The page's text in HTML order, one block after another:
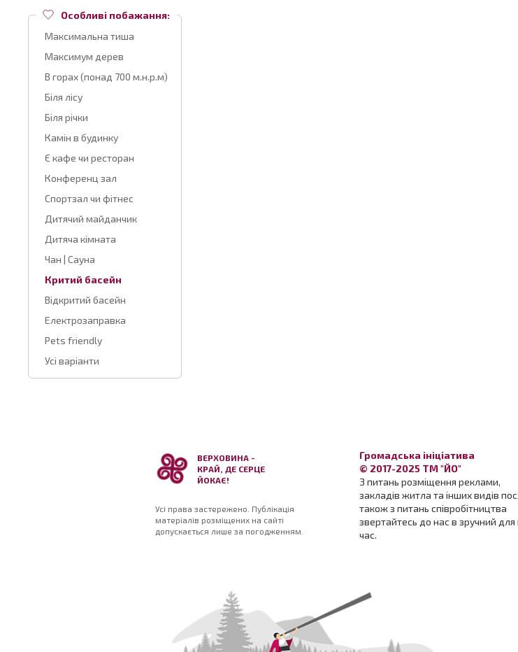
Особливі побажання:
Максимальна тиша
Максимум дерев
В горах (понад 700 м.н.р.м)
Біля лісу
Біля річки
Камін в будинку
Є кафе чи ресторан
Конференц зал
Спортзал чи фітнес
Дитячий майданчик
Дитяча кімната
Чан | Сауна
Критий басейн
Відкритий басейн
Електрозаправка
Pets friendly
Усі варіанти
ВЕРХОВИНА -
КРАЙ, ДЕ СЕРЦЕ
ЙОКАЄ!
Усі права застережено. Публікація
матеріалів розміщених на сайті
допускається лише за погодженням.
Громадська ініціатива
© 2017-2025 ТМ "ЙО"
З питань розміщення реклами,
закладів житла та інших видів
також з питань співробітництва
звертайтесь до нас в зручний для
час.